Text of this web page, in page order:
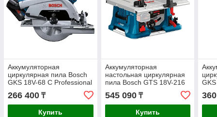
Аккумуляторная
циркулярная пила Bosch
GKS 18V-68 C Professional
BITURBO Solo
06016B5000
266 400 ₸
Купить
Аккумуляторная
настольная циркулярная
пила Bosch GTS 18V-216
Professional BITURBO
0601B44000
545 090₸
Купить